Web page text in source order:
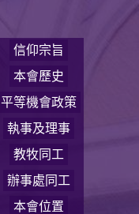
信仰宗旨
本會歷史
平等機會政策
執事及理事
教牧同工
辦事處同工
本會位置